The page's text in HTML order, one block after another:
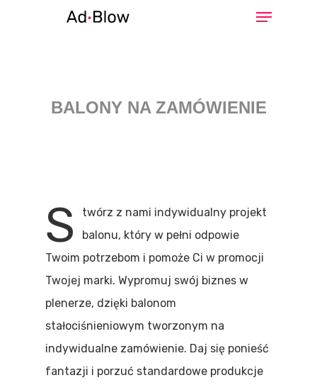
BALONY NA ZAMÓWIENIE
S twórz z nami indywidualny projekt
balonu, który w pełni odpowie
Twoim potrzebom i pomoże Ci w promocji
Twojej marki. Wypromuj swój biznes w
plenerze, dzięki balonom
stałociśnieniowym tworzonym na
indywidualne zamówienie. Daj się ponieść
fantazji i porzuć standardowe produkcje